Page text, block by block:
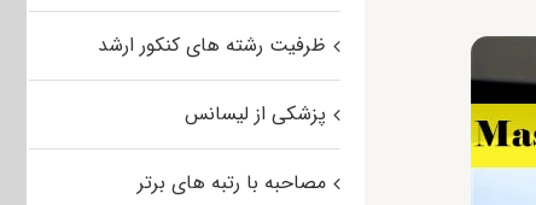
ظرفیت رشته های کنکور ارشد
پزشکی از لیسانس
مصاحبه با رتبه های برتر